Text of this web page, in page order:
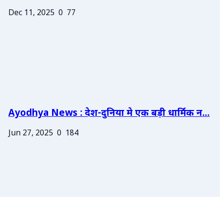
Dec 11, 2025 0 77
Ayodhya News : देश-दुनिया मे एक बड़ी धार्मिक न...
Jun 27, 2025 0 184